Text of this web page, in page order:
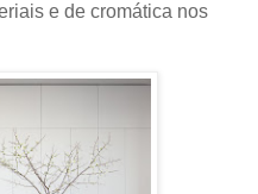
e de cromática nos